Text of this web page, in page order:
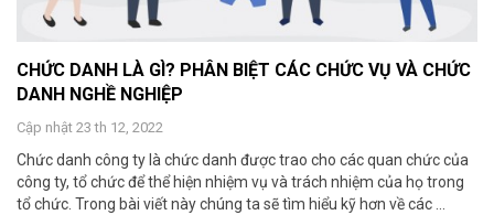
CHỨC DANH LÀ GÌ? PHÂN BIỆT CÁC CHỨC VỤ VÀ CHỨC
DANH NGHỀ NGHIỆP
Cập nhật 23 th 12, 2022
Chức danh công ty là chức danh được trao cho các quan chức của
công ty, tổ chức để thể hiện nhiệm vụ và trách nhiệm của họ trong
tổ chức. Trong bài viết này chúng ta sẽ tìm hiểu kỹ hơn về các ...